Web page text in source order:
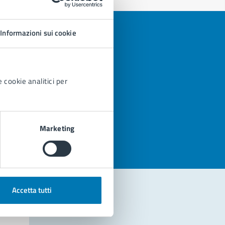
Informazioni sui cookie
cookie analitici per
Marketing
Accetta tutti